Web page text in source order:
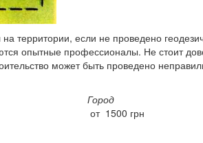
территории, если не проведено
опытные профессионалы. Не стоит
может быть проведено
Город
от 1500 грн